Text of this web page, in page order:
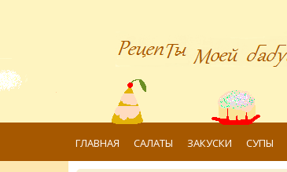
ГЛАВНАЯ САЛАТЫ ЗАКУСКИ СУПЫ